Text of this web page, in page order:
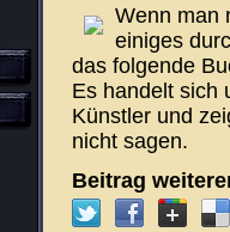
Wenn man
einiges
das folgende
Es handelt sich
Künstler und
nicht sagen.
Beitrag